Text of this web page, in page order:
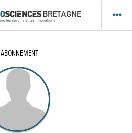
ABONNEMENT